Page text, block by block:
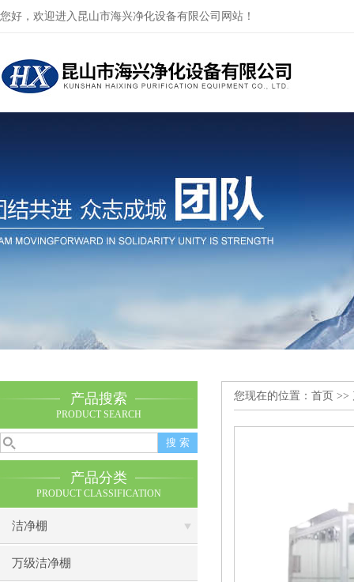
您好，欢迎进入昆山市海兴净化设备有限公司网站！
产品搜索
PRODUCT SEARCH
产品分类
PRODUCT CLASSIFICATION
洁净棚
万级洁净棚
您现在的位置： 首页 >>